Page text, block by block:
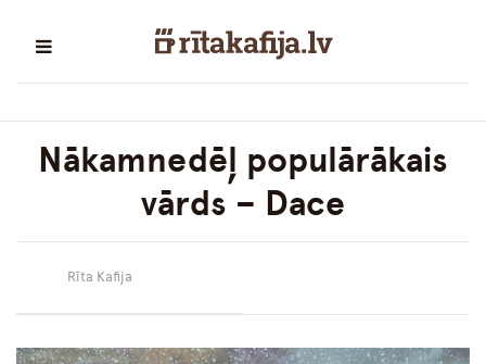
Nākamnedēļ populārākais
vārds – Dace
Rīta Kafija